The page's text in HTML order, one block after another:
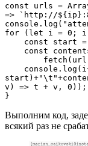
const urls =
=> `http://
for (let i = 0; i
const
const
v) => t + v, 0));
}
Выполним код,
всякий раз не